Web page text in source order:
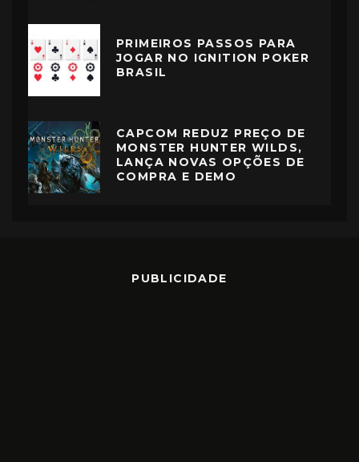
PRIMEIROS PASSOS PARA
JOGAR NO IGNITION POKER
BRASIL
CAPCOM REDUZ PREÇO DE
MONSTER HUNTER WILDS,
LANÇA NOVAS OPÇÕES DE
COMPRA E DEMO
PUBLICIDADE